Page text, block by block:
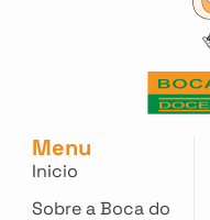
Menu
Inicio
Sobre a Boca do